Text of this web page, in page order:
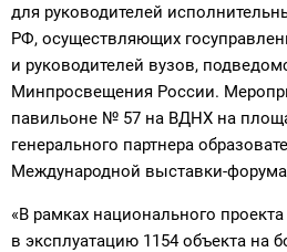
для руководителей
РФ, осуществляющих
и руководителей вузов,
Минпросвещения России.
павильоне № 57 на ВДНХ на
генерального партнера
Международной выставки-форума
«В рамках национального
в эксплуатацию 1154 объекта на